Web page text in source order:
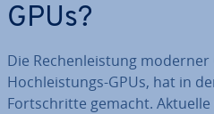
GPUs?
Die Re­chen­leis­tung
Hoch­leis­tungs-GPUs, hat in
Fort­schrit­te gemacht.